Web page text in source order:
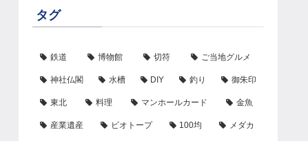
タグ
鉄道 博物館 切符 ご当地グルメ
神社仏閣 水槽 DIY 釣り 御朱印
東北 料理 マンホールカード 金魚
産業遺産 ビオトープ 100均 メダカ